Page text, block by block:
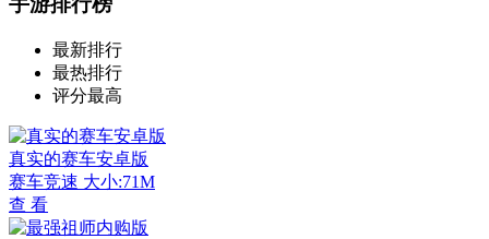
最新排行
最热排行
评分最高
真实的赛车安卓版
赛车竞速 大小:71M
查 看